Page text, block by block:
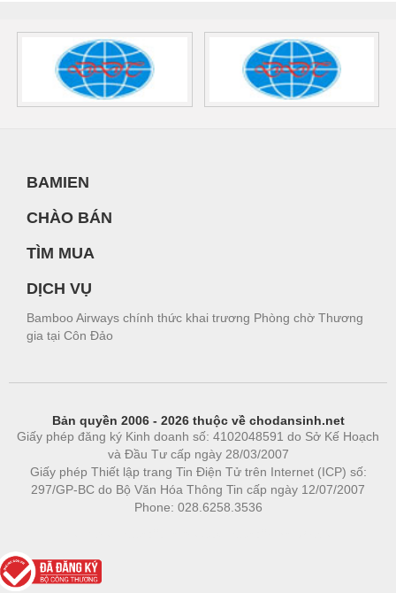
BAMIEN
CHÀO BÁN
TÌM MUA
DỊCH VỤ
Bamboo Airways chính thức khai trương Phòng chờ Thương
gia tại Côn Đảo
Bản quyền 2006 - 2026 thuộc về chodansinh.net
Giấy phép đăng ký Kinh doanh số: 4102048591 do Sở Kế Hoạch
và Đầu Tư cấp ngày 28/03/2007
Giấy phép Thiết lập trang Tin Điện Tử trên Internet (ICP) số:
297/GP-BC do Bộ Văn Hóa Thông Tin cấp ngày 12/07/2007
Phone: 028.6258.3536